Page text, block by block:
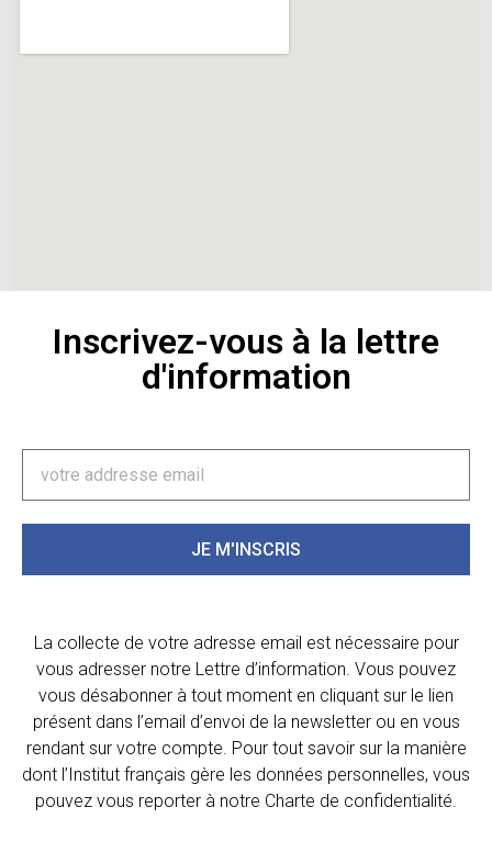
Inscrivez-vous à la lettre
d'information
JE M'INSCRIS
La collecte de votre adresse email est nécessaire pour
vous adresser notre Lettre d’information. Vous pouvez
vous désabonner à tout moment en cliquant sur le lien
présent dans l’email d’envoi de la newsletter ou en vous
rendant sur votre compte. Pour tout savoir sur la manière
dont l’Institut français gère les données personnelles, vous
pouvez vous reporter à notre Charte de confidentialité.